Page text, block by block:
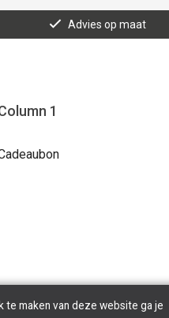
Advies op maat
1
te maken van deze website ga je